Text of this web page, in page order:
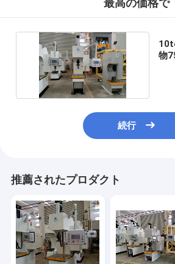
最高の価格で
物
続行
推薦されたプロダクト